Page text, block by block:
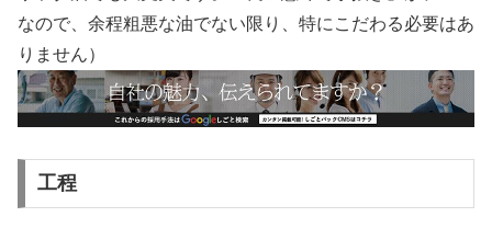
なので、余程粗悪な油でない限り、特にこだわる必要はあ
りません）
工程